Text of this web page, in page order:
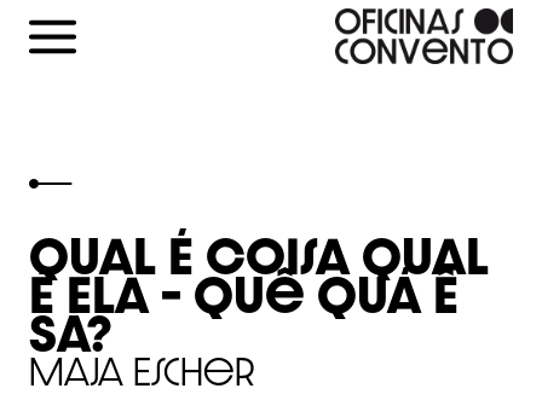
Skip
Qual É Coisa Qual
É Ela – Quê Quá Ê
Sá?
Maja Escher